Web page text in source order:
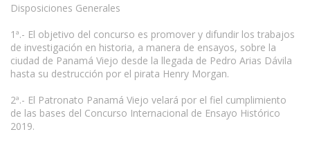
Disposiciones Generales
1ª.- El objetivo del concurso es promover y difundir los trabajos
de investigación en historia, a manera de ensayos, sobre la
ciudad de Panamá Viejo desde la llegada de Pedro Arias Dávila
hasta su destrucción por el pirata Henry Morgan.
2ª.- El Patronato Panamá Viejo velará por el fiel cumplimiento
de las bases del Concurso Internacional de Ensayo Histórico
2019.